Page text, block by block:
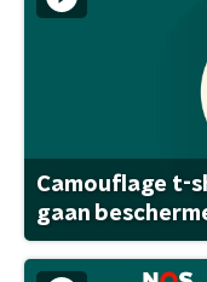
Camouflage t-
gaan